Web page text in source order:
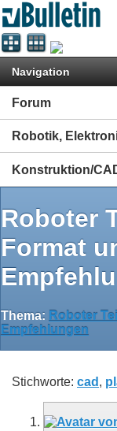
Navigation
Forum
Robotik,
Roboter
Format
Thema: Roboter
Empfehlungen
Stichworte: cad ,